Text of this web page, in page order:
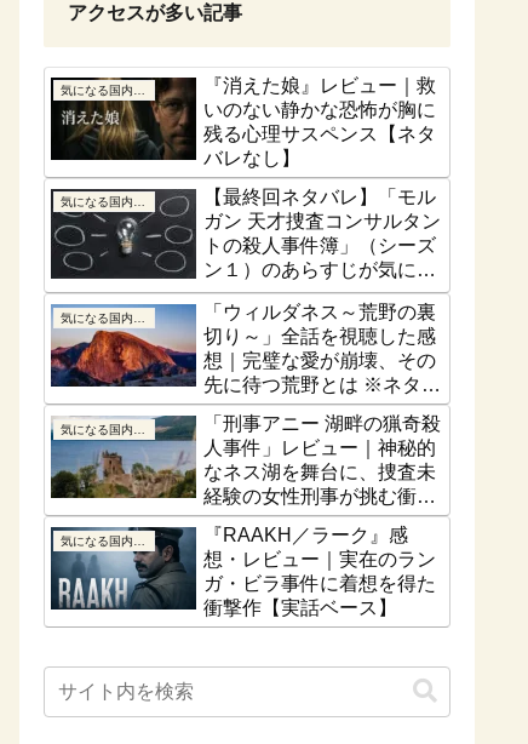
アクセスが多い記事
『消えた娘』レビュー｜救
いのない静かな恐怖が胸に
残る心理サスペンス【ネタ
バレなし】
【最終回ネタバレ】「モル
ガン 天才捜査コンサルタン
トの殺人事件簿」（シーズ
ン１）のあらすじが気にな
る！最終話はどうなるの？
「ウィルダネス～荒野の裏
切り～」全話を視聴した感
想｜完璧な愛が崩壊、その
先に待つ荒野とは ※ネタバ
レなし
「刑事アニー 湖畔の猟奇殺
人事件」レビュー｜神秘的
なネス湖を舞台に、捜査未
経験の女性刑事が挑む衝撃
の猟奇殺人【ネタバレな
し】
『RAAKH／ラーク』感
想・レビュー｜実在のラン
ガ・ビラ事件に着想を得た
衝撃作【実話ベース】